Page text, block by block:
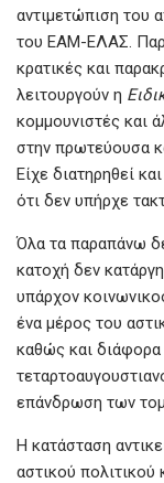
αντιμετώπιση του
του ΕΑΜ-ΕΛΑΣ.
κρατικές και
λειτουργούν η
κομμουνιστές και
στην πρωτεύουσα
Είχε διατηρηθεί
ότι δεν υπήρχε
Όλα τα παραπάνω
κατοχή δεν
υπάρχον
ένα μέρος του
καθώς και διάφορα
επάνδρωση των
Η κατάσταση
αστικού πολιτικού